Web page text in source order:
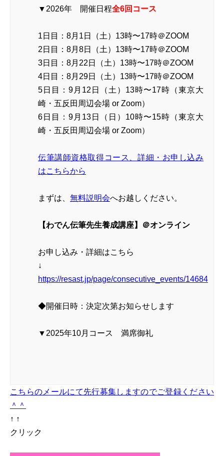
▼2026年 開催日程全6回コース
1日目：8月1日（土）13時〜17時＠ZOOM
2日目：8月8日（土）13時〜17時＠ZOOM
3日目：8月22日（土）13時〜17時＠ZOOM
4日目：8月29日（土）13時〜17時＠ZOOM
5日目：9月12日（土）13時〜17時（東京大
崎・五反田周辺会場 or Zoom）
6日目：9月13日（日）10時〜15時（東京大
崎・五反田周辺会場 or Zoom）
伝筆講師資格取得コース、詳細・お申し込み
はこちらから
まずは、 無料説明会へお越しください。
【わでん伝筆先生養成講座】＠オンライン
お申し込み・詳細はこちら
↓
https://resast.jp/page/consecutive_events/14684
◆開催日時：決定次第お知らせします
▼2025年10月コース 満席御礼
こちらのメールにて先行募集しますのでご登録ください
＾＾
↑ ↑
クリック